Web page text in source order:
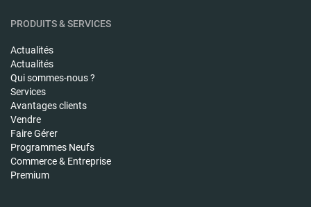
PRODUITS & SERVICES
Actualités
Actualités
Qui sommes-nous ?
Services
Avantages clients
Vendre
Faire Gérer
Programmes Neufs
Commerce & Entreprise
Premium